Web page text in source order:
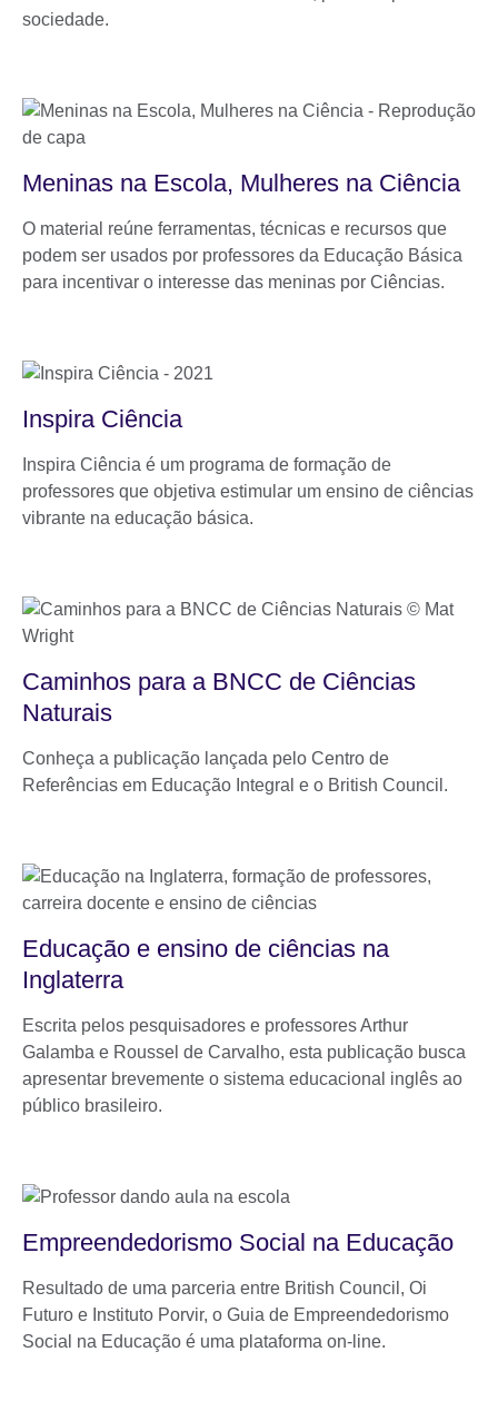
sociedade.
Meninas na Escola, Mulheres na Ciência
O material reúne ferramentas, técnicas e recursos que
podem ser usados por professores da Educação Básica
para incentivar o interesse das meninas por Ciências.
Inspira Ciência
Inspira Ciência é um programa de formação de
professores que objetiva estimular um ensino de ciências
vibrante na educação básica.
Caminhos para a BNCC de Ciências
Naturais
Conheça a publicação lançada pelo Centro de
Referências em Educação Integral e o British Council.
Educação e ensino de ciências na
Inglaterra
Escrita pelos pesquisadores e professores Arthur
Galamba e Roussel de Carvalho, esta publicação busca
apresentar brevemente o sistema educacional inglês ao
público brasileiro.
Empreendedorismo Social na Educação
Resultado de uma parceria entre British Council, Oi
Futuro e Instituto Porvir, o Guia de Empreendedorismo
Social na Educação é uma plataforma on-line.